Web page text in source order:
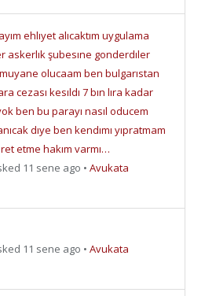
ehlıyet alıcaktım uygulama
askerlık şubesıne gonderdıler
muyane olucaam ben bulgarıstan
cezası kesıldı 7 bın lıra kadar
ben bu parayı nasıl oducem
dıye ben kendımı yıpratmam
etme hakım varmı…
11 sene ago • Avukata
11 sene ago • Avukata